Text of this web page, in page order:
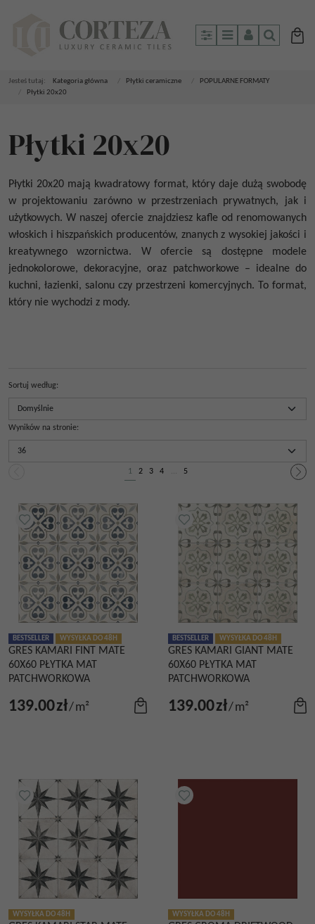
PanelMenuPanelSzukaj
Jesteś tutaj: Kategoria główna Płytki ceramiczne
POPULARNE FORMATY
Płytki 20x20
Płytki 20x20
Płytki 20x20 mają kwadratowy format, który daje dużą swobodę
w projektowaniu zarówno w przestrzeniach prywatnych, jak i
użytkowych. W naszej ofercie znajdziesz kafle od renomowanych
włoskich i hiszpańskich producentów, znanych z wysokiej jakości i
kreatywnego wzornictwa. W ofercie są dostępne modele
jednokolorowe, dekoracyjne, oraz patchworkowe – idealne do
kuchni, łazienki, salonu czy przestrzeni komercyjnych. To format,
który nie wychodzi z mody.
Sortuj według:
Wyników na stronie:
1 2 3 4 ... 5
BESTSELLER WYSYŁKA DO 48H
GRES KAMARI FINT MATE
60X60 PŁYTKA MAT
PATCHWORKOWA
139.00zł/m²
BESTSELLER WYSYŁKA DO 48H
GRES KAMARI GIANT MATE
60X60 PŁYTKA MAT
PATCHWORKOWA
139.00zł/m²
WYSYŁKA DO 48H WYSYŁKA DO 48H